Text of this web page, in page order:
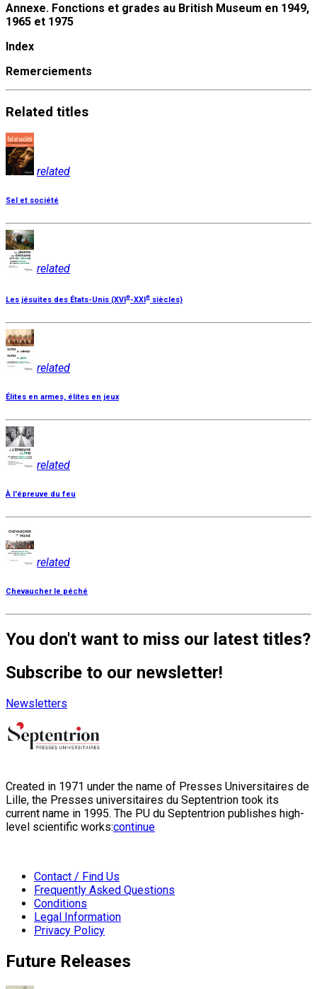
Annexe. Fonctions et grades au British Museum en 1949,
1965 et 1975
Index
Remerciements
Related titles
related
Sel et société
related
Les jésuites des États-Unis (XVIe-XXIe siècles)
related
Élites en armes, élites en jeux
related
À l'épreuve du feu
related
Chevaucher le péché
You don't want to miss our latest titles?
Subscribe to our newsletter!
Newsletters
Created in 1971 under the name of Presses Universitaires de
Lille, the Presses universitaires du Septentrion took its
current name in 1995. The PU du Septentrion publishes high-
level scientific works:continue
Contact / Find Us
Frequently Asked Questions
Conditions
Legal Information
Privacy Policy
Future Releases